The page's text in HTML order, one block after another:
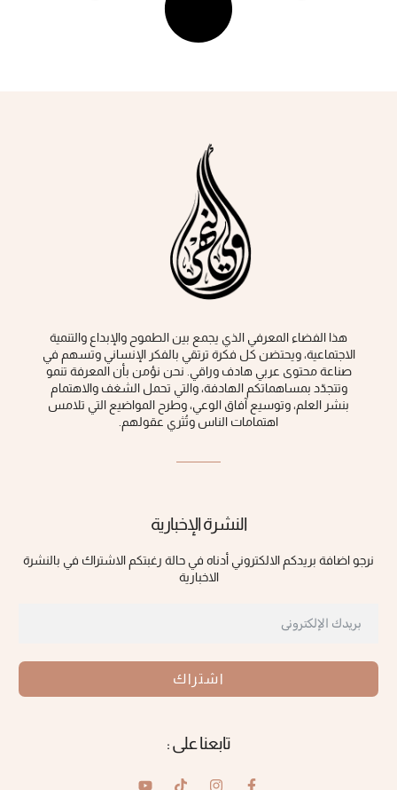
هذا الفضاء المعرفي الذي يجمع بين الطموح والإبداع والتنمية
الاجتماعية، ويحتضن كل فكرة ‏ترتقي بالفكر الإنساني وتسهم في
صناعة محتوى عربي هادف وراقي‎.‎ نحن نؤمن بأن المعرفة تنمو
وتتجدّد بمساهماتكم الهادفة، والتي تحمل الشغف والاهتمام
بنشر العلم، وتوسيع آفاق الوعي، ‏وطرح المواضيع التي تلامس
اهتمامات الناس وتُثري عقولهم‎.‎
النشرة الإخبارية
نرجو اضافة بريدكم الالكتروني أدناه في حالة رغبتكم الاشتراك في بالنشرة
الاخبارية
اشتراك
تابعنا على :